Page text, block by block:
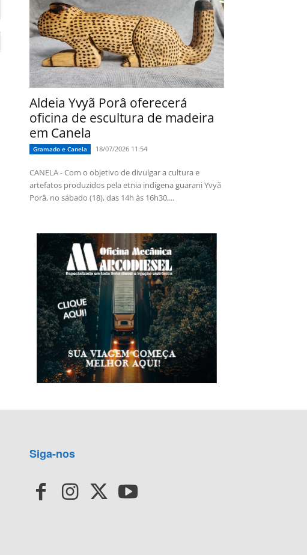
Aldeia Yvyã Porâ oferecerá
oficina de escultura de madeira
em Canela
Gramado e Canela 18/07/2026 11:54
CANELA - Com o objetivo de divulgar a cultura e
artefatos produzidos pela etnia indígena guarani Yvyã
Porâ, no sábado (18), das 14h às 16h30,...
Siga-nos